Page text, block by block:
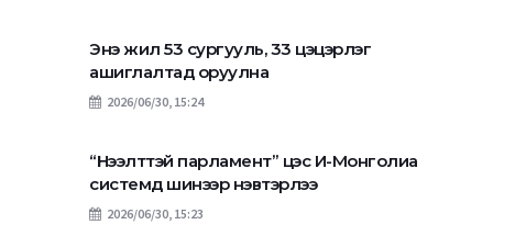
Энэ жил 53 сургууль, 33 цэцэрлэг
ашиглалтад оруулна
2026/06/30, 15:24
“Нээлттэй парламент” цэс И-Монголиа
системд шинээр нэвтэрлээ
2026/06/30, 15:23